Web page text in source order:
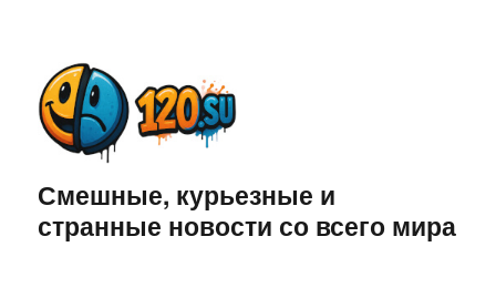
Смешные, курьезные и
странные новости со всего мира